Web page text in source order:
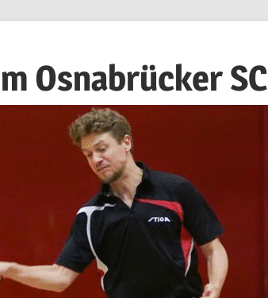
Osnabrücker SC